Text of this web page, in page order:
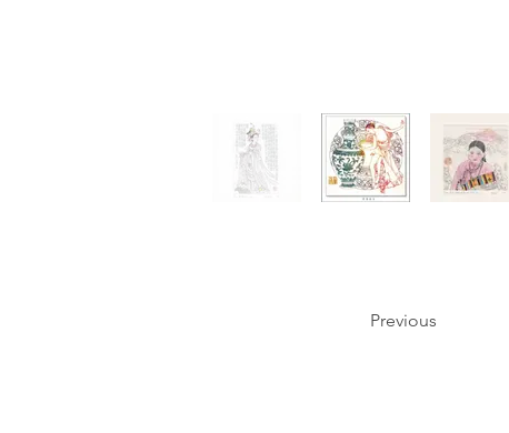
Previous